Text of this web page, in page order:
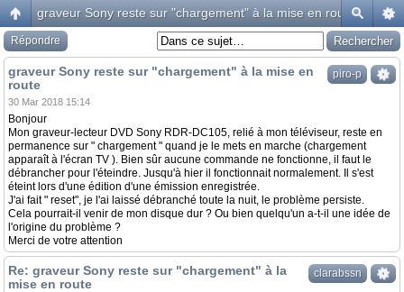
graveur Sony reste sur "chargement" à la mise en route
Répondre
piro-p
graveur Sony reste sur "chargement" à la mise en
route
30 Mar 2018 15:14
Bonjour
Mon graveur-lecteur DVD Sony RDR-DC105, relié à mon téléviseur, reste en
permanence sur " chargement " quand je le mets en marche (chargement
apparaît à l'écran TV ). Bien sûr aucune commande ne fonctionne, il faut le
débrancher pour l'éteindre. Jusqu'à hier il fonctionnait normalement. Il s'est
éteint lors d'une édition d'une émission enregistrée.
J'ai fait " reset", je l'ai laissé débranché toute la nuit, le problème persiste.
Cela pourrait-il venir de mon disque dur ? Ou bien quelqu'un a-t-il une idée de
l'origine du problème ?
Merci de votre attention
clarabssn
Re: graveur Sony reste sur "chargement" à la
mise en route